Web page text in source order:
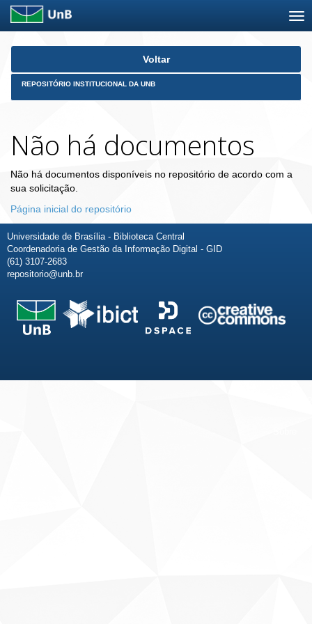
Skip
Voltar
REPOSITÓRIO INSTITUCIONAL DA UNB
Não há documentos
Não há documentos disponíveis no repositório de acordo com a
sua solicitação.
Página inicial do repositório
Universidade de Brasília - Biblioteca Central
Coordenadoria de Gestão da Informação Digital - GID
(61) 3107-2683
repositorio@unb.br